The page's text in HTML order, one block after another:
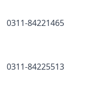
0311-84221465
0311-84225513